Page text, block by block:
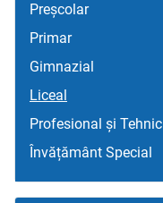
Preșcolar
Primar
Gimnazial
Liceal
Profesional și Tehnic
Învățământ Special